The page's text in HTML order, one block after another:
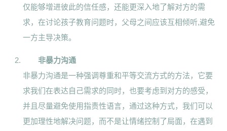
仅能够增进彼此的信任感，还能更深入地了解对方的需
求，在讨论孩子教育问题时，父母之间应该互相倾听,避免
一方主导决策。
非暴力沟通
非暴力沟通是一种强调尊重和平等交流方式的方法，它要
求我们在表达自己需求的同时，也要考虑到对方的感受，
并且尽量避免使用指责性语言，通过这种方式，我们可以
更加理性地解决问题，而不是让情绪控制了局面，在遇到